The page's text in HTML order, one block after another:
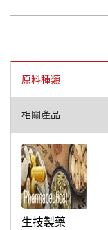
原料種類
相關產品
生技製藥